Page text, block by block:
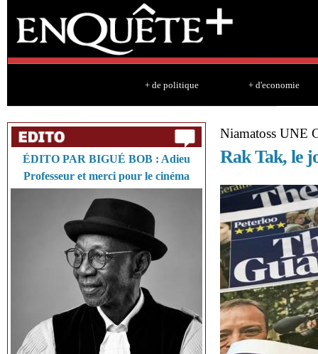
+ de politique + d'economie
ÉDITO PAR BIGUÉ BOB : Adieu
Professeur et merci pour le cinéma
Niamatoss UNE
Rak Tak, le